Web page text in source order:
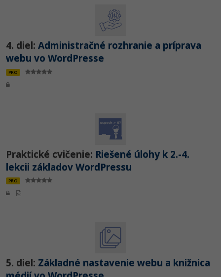
4. diel: Administračné rozhranie a príprava
webu vo WordPresse
PRO
Praktické cvičenie: Riešené úlohy k 2.-4.
lekcii základov WordPressu
PRO
5. diel: Základné nastavenie webu a knižnica